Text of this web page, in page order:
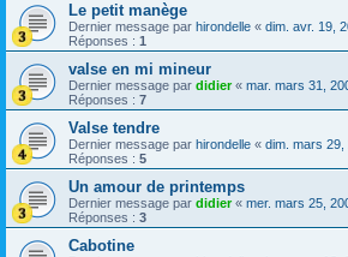
Le petit manège
Dernier message par hirondelle « dim. avr. 19,
Réponses : 1
valse en mi mineur
Dernier message par didier« mar. mars 31,
Réponses : 7
Valse tendre
Dernier message par hirondelle « dim. mars 29,
Réponses : 5
Un amour de printemps
Dernier message par didier« mer. mars 25,
Réponses : 3
Cabotine